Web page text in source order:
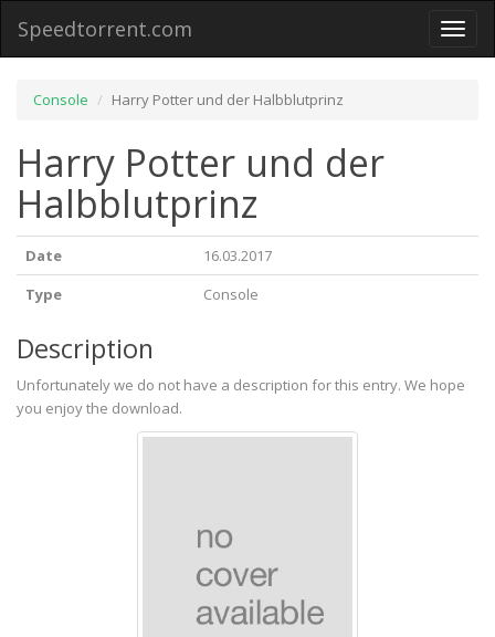
Toggle
Speedtorrent.com
Console Harry Potter und der Halbblutprinz
Harry Potter und der
Halbblutprinz
Date
16.03.2017
Type
Console
Description
Unfortunately we do not have a description for this entry. We hope
you enjoy the download.